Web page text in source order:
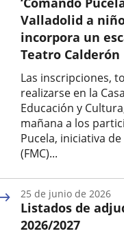
Valladolid a
incorpora un
Teatro Calderón
Las inscripciones,
realizarse en la
Educación y
mañana a los
Pucela, iniciativa
(FMC)...
la
noticia
Listados de
2026/2027
25 de junio de 2026